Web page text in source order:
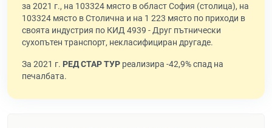
за 2021 г., на 103324 място в област София (столица), на
103324 място в Столична и на 1 223 място по приходи в
своята индустрия по КИД 4939 - Друг пътнически
сухопътен транспорт, некласифициран другаде.
За 2021 г. РЕД СТАР ТУР реализира -42,9% спад на
печалбата.